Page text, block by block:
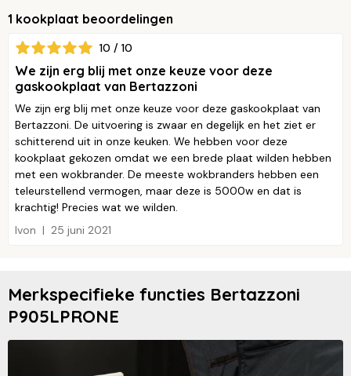
1 kookplaat beoordelingen
10 / 10
We zijn erg blij met onze keuze voor deze
gaskookplaat van Bertazzoni
We zijn erg blij met onze keuze voor deze gaskookplaat van
Bertazzoni. De uitvoering is zwaar en degelijk en het ziet er
schitterend uit in onze keuken. We hebben voor deze
kookplaat gekozen omdat we een brede plaat wilden hebben
met een wokbrander. De meeste wokbranders hebben een
teleurstellend vermogen, maar deze is 5000w en dat is
krachtig! Precies wat we wilden.
Ivon
25 juni 2021
Merkspecifieke functies Bertazzoni
P905LPRONE